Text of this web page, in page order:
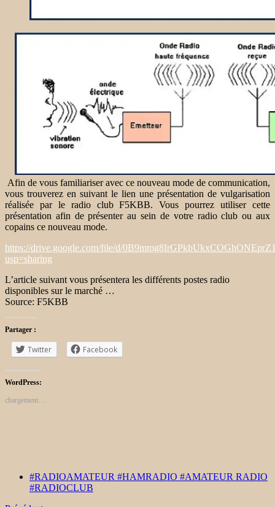
Afin de vous familiariser avec ce nouveau mode de communication,
vous trouverez en suivant le lien une présentation de vulgarisation
réalisée par le radio club F5KBB. Vous pourrez utiliser cette
présentation afin de présenter au sein de votre radio club ou aux
copains ce nouveau mode.
https://drive.google.com/file/d/
usp=sharing
L’article suivant vous présentera les différents postes radio
disponibles sur le marché …
Source: F5KBB
Partager :
Twitter Facebook
WordPress:
chargement…
#RADIOAMATEUR #HAMRADIO #AMATEUR RADIO
#RADIOCLUB